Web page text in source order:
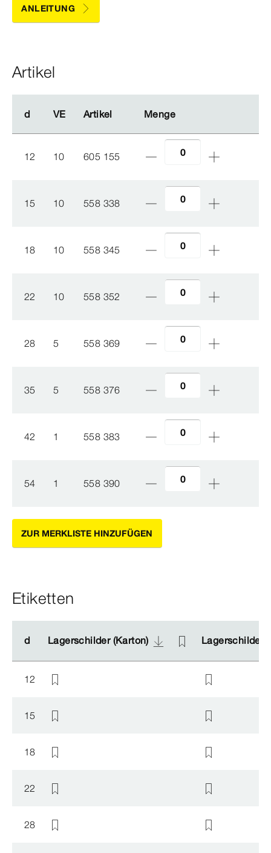
ANLEITUNG
Artikel
d VE Artikel Menge
d VE Artikel Menge
12 10 605 155
15 10 558 338
18 10 558 345
22 10 558 352
28 5 558 369
35 5 558 376
42 1 558 383
54 1 558 390
ZUR MERKLISTE HINZUFÜGEN
Etiketten
d Lagerschilder (Karton) Lagerschilder
d Lagerschilder (Karton) Lagerschilder
12
15
18
22
28